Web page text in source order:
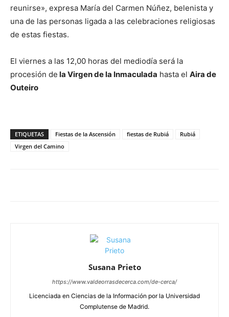
reunirse», expresa María del Carmen Núñez, belenista y
una de las personas ligada a las celebraciones religiosas
de estas fiestas.
El viernes a las 12,00 horas del mediodía será la
procesión de la Virgen de la Inmaculada hasta el Aira de
Outeiro
ETIQUETAS Fiestas de la Ascensión fiestas de Rubiá
Rubiá
Virgen del Camino
Susana Prieto
https://www.valdeorrasdecerca.com/de-cerca/
Licenciada en Ciencias de la Información por la Universidad
Complutense de Madrid.